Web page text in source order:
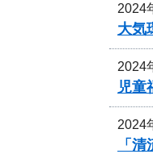
2024
大気
2024
児童
2024
「